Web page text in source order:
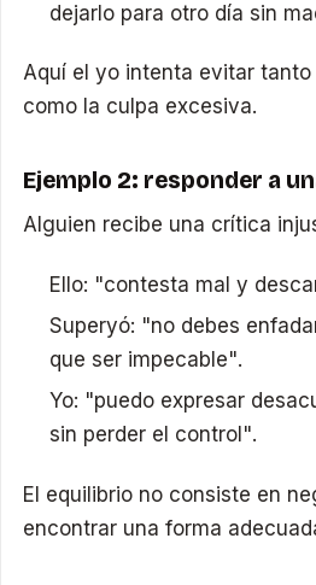
dejarlo para otro día sin
Aquí el yo intenta evitar tanto
como la culpa excesiva.
Ejemplo 2: responder a
Alguien recibe una crítica
Ello: "contesta mal y
Superyó: "no debes
que ser impecable".
Yo: "puedo expresar
sin perder el control".
El equilibrio no consiste en
encontrar una forma